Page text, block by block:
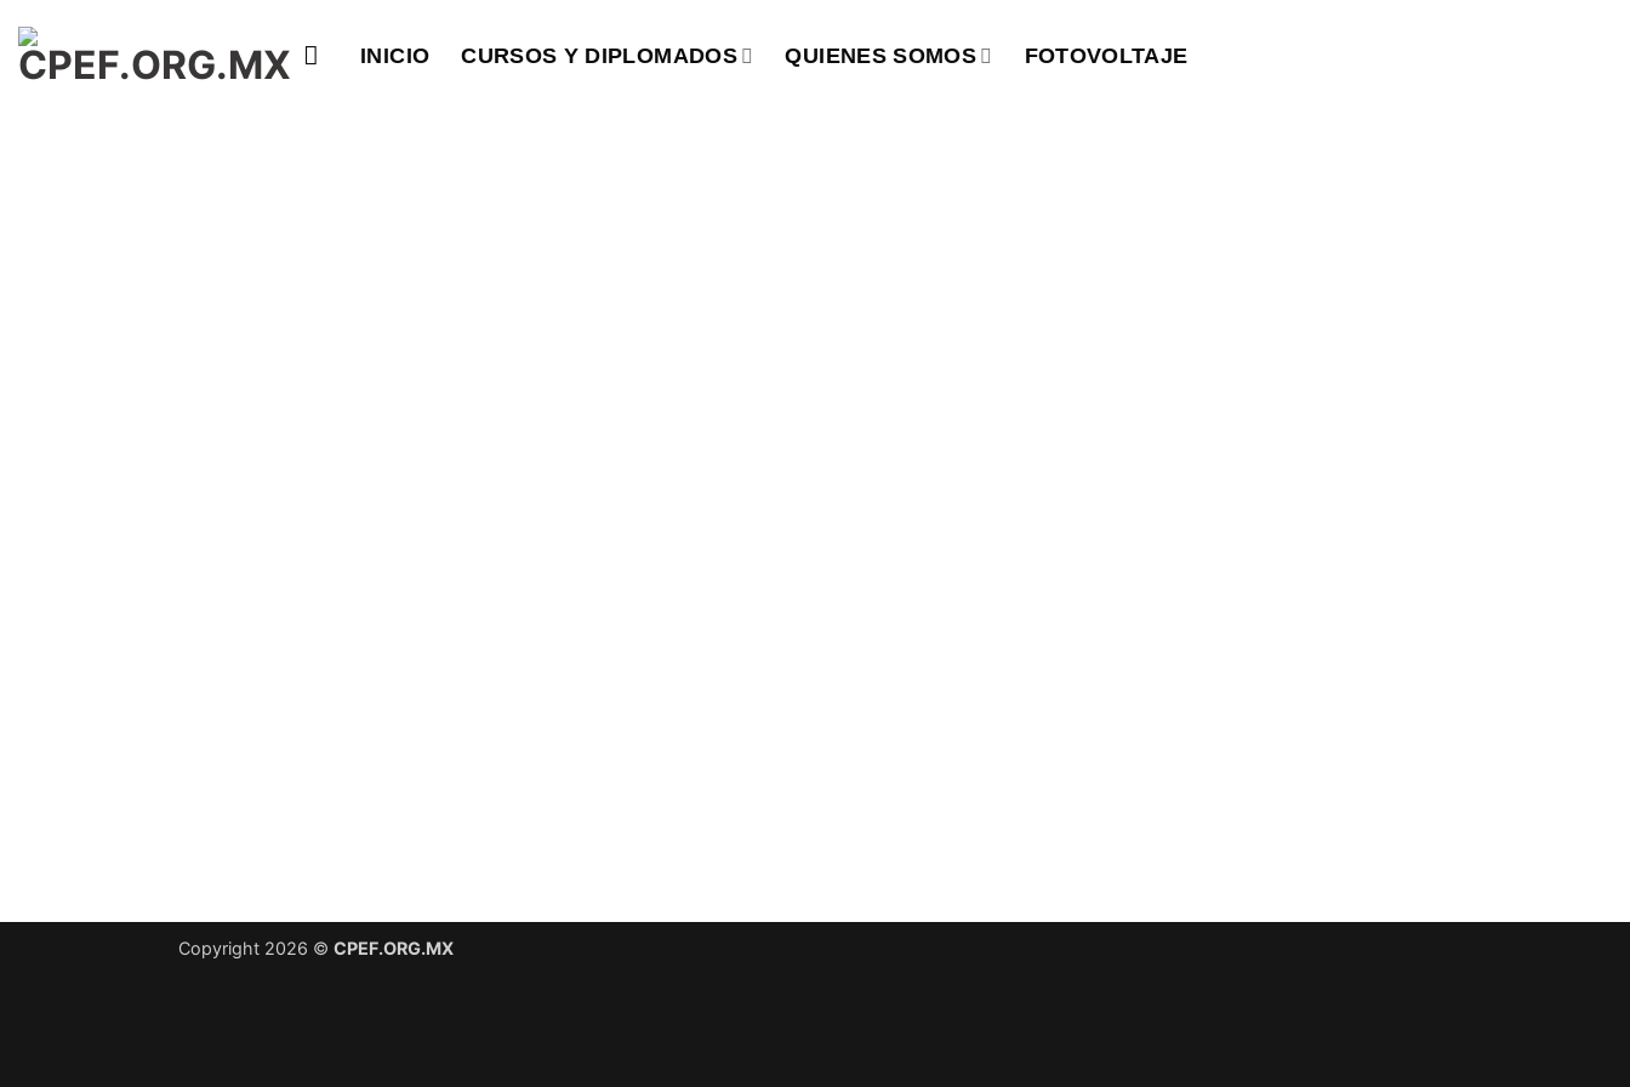
contenido
INICIO CURSOS Y DIPLOMADOS QUIENES SOMOS FOTOVOLTAJE
Copyright 2026 © CPEF.ORG.MX